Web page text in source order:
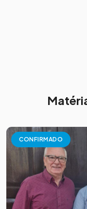
CONFIRMADO